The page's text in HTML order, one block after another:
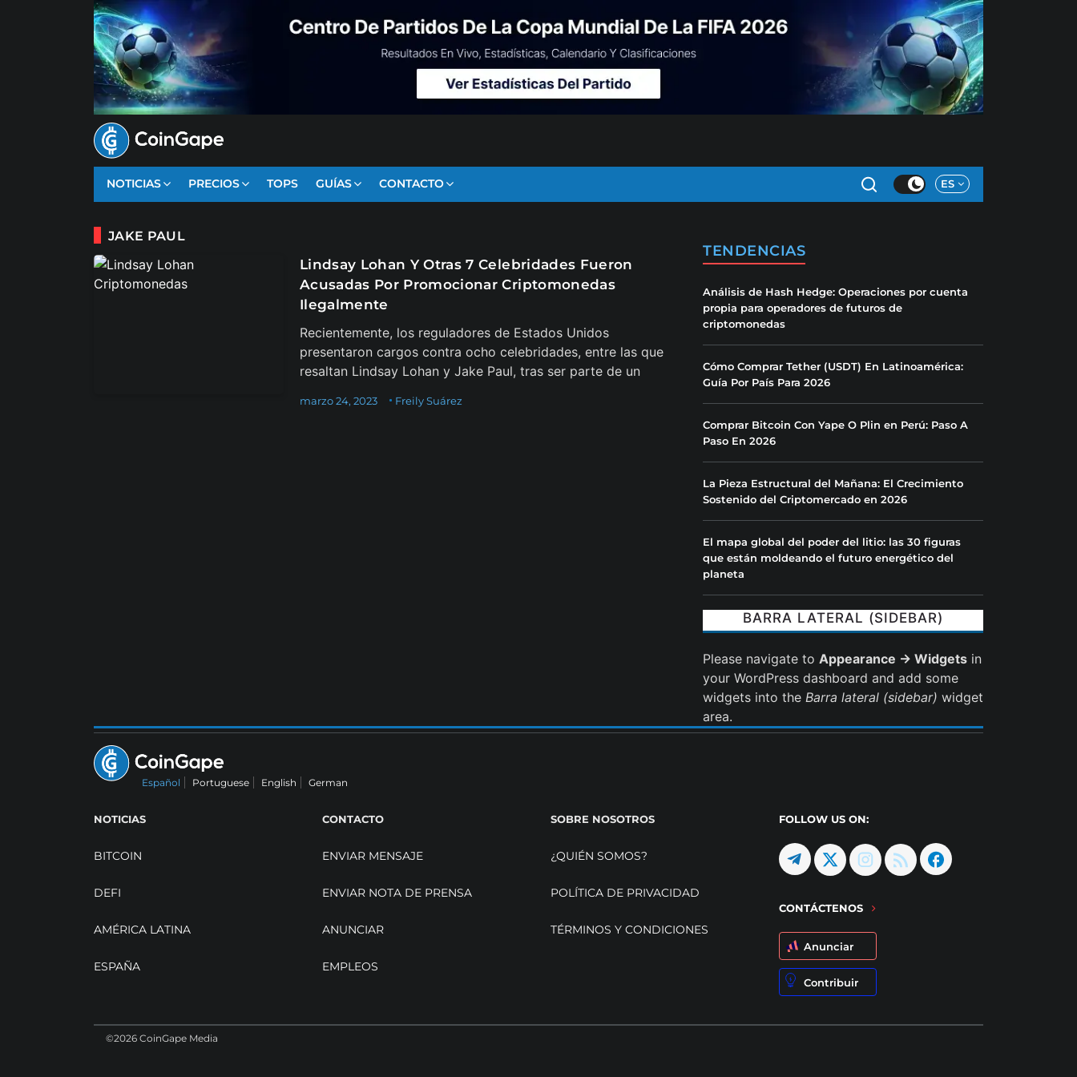
NOTICIAS PRECIOS TOPS GUÍAS CONTACTO ES
JAKE PAUL
Lindsay Lohan Y Otras 7 Celebridades Fueron
Acusadas Por Promocionar Criptomonedas
Ilegalmente
Recientemente, los reguladores de Estados Unidos
presentaron cargos contra ocho celebridades, entre las que
resaltan Lindsay Lohan y Jake Paul, tras ser parte de un
Freily Suárez
marzo 24, 2023
TENDENCIAS
Análisis de Hash Hedge: Operaciones por cuenta
propia para operadores de futuros de
criptomonedas
Cómo Comprar Tether (USDT) En Latinoamérica:
Guía Por País Para 2026
Comprar Bitcoin Con Yape O Plin en Perú: Paso A
Paso En 2026
La Pieza Estructural del Mañana: El Crecimiento
Sostenido del Criptomercado en 2026
El mapa global del poder del litio: las 30 figuras
que están moldeando el futuro energético del
planeta
BARRA LATERAL (SIDEBAR)
Please navigate to Appearance → Widgets in
your WordPress dashboard and add some
widgets into the Barra lateral (sidebar) widget
area.
Español Portuguese English German
NOTICIAS
BITCOIN
DEFI
AMÉRICA LATINA
ESPAÑA
CONTACTO
ENVIAR MENSAJE
ENVIAR NOTA DE PRENSA
ANUNCIAR
EMPLEOS
SOBRE NOSOTROS
¿QUIÉN SOMOS?
POLÍTICA DE PRIVACIDAD
TÉRMINOS Y CONDICIONES
FOLLOW US ON:
CONTÁCTENOS
Anunciar
Contribuir
©2026 CoinGape Media